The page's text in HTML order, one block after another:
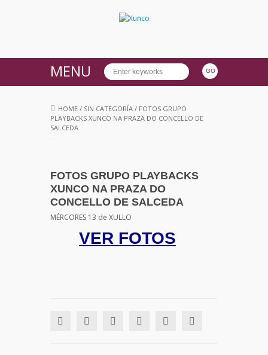
MENU
HOME / SIN CATEGORÍA / FOTOS GRUPO
PLAYBACKS XUNCO NA PRAZA DO CONCELLO DE
SALCEDA
FOTOS GRUPO PLAYBACKS
XUNCO NA PRAZA DO
CONCELLO DE SALCEDA
MÉRCORES 13 de XULLO
VER FOTOS